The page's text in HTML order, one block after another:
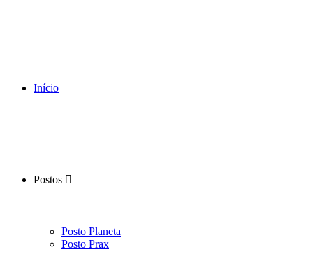
Início
Postos
Posto Planeta
Posto Prax